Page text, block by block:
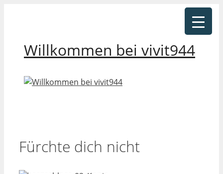
Willkommen bei vivit944
Fürchte dich nicht